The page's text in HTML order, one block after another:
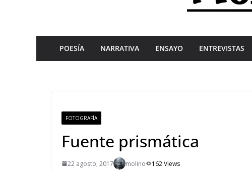
POESÍA NARRATIVA ENSAYO ENTREVISTAS
FOTOGRAFÍA
Fuente prismática
22 agosto, 2017 molino 162 Views